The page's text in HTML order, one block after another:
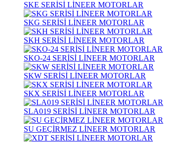
SKE SERİSİ LİNEER MOTORLAR
SKG SERİSİ LİNEER MOTORLAR
SKH SERİSİ LİNEER MOTORLAR
SKO-24 SERİSİ LİNEER MOTORLAR
SKW SERİSİ LİNEER MOTORLAR
SKX SERİSİ LİNEER MOTORLAR
SLA019 SERİSİ LİNEER MOTORLAR
SU GEÇİRMEZ LİNEER MOTORLAR